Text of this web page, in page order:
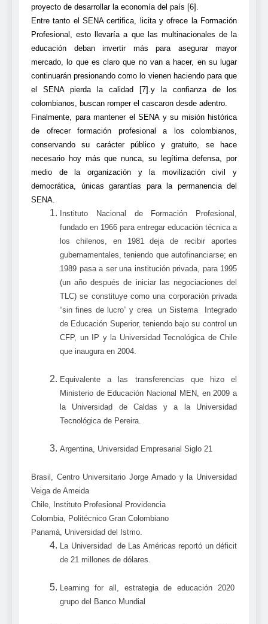
proyecto de desarrollar la economía del país [6].
Entre tanto el SENA certifica, licita y ofrece la Formación
Profesional, esto llevaría a que las multinacionales de la
educación deban invertir más para asegurar mayor
mercado, lo que es claro que no van a hacer, en su lugar
continuarán presionando como lo vienen haciendo para que
el SENA pierda la calidad [7].y la confianza de los
colombianos, buscan romper el cascaron desde adentro.
Finalmente, para mantener el SENA y su misión histórica
de ofrecer formación profesional a los colombianos,
conservando su carácter público y gratuito, se hace
necesario hoy más que nunca, su legítima defensa, por
medio de la organización y la movilización civil y
democrática, únicas garantías para la permanencia del
SENA.
Instituto Nacional de Formación Profesional,
fundado en 1966 para entregar educación técnica a
los chilenos, en 1981 deja de recibir aportes
gubernamentales, teniendo que autofinanciarse; en
1989 pasa a ser una institución privada, para 1995
(un año después de iniciar las negociaciones del
TLC) se constituye como una corporación privada
“sin fines de lucro” y crea un Sistema Integrado
de Educación Superior, teniendo bajo su control un
CFP, un IP y la Universidad Tecnológica de Chile
que inaugura en 2004.
Equivalente a las transferencias que hizo el
Ministerio de Educación Nacional MEN, en 2009 a
la Universidad de Caldas y a la Universidad
Tecnológica de Pereira.
Argentina, Universidad Empresarial Siglo 21
Brasil, Centro Universitario Jorge Amado y la Universidad
Veiga de Ameida
Chile, Instituto Profesional Providencia
Colombia, Politécnico Gran Colombiano
Panamá, Universidad del Istmo.
La Universidad de Las Américas reportó un déficit
de 21 millones de dólares.
Learning for all, estrategia de educación 2020
grupo del Banco Mundial